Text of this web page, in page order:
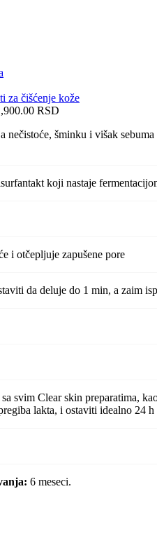
za čišćenje kože
RSD
šminku i višak
koji nastaje
i otčepljuje zapušene pore
da deluje do 1 min, a zaim
svim Clear skin preparatima,
lakta, i ostaviti idealno 24
6 meseci.